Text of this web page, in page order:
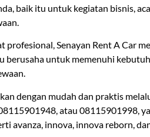
baik itu untuk kegiatan bisnis,
profesional, Senayan Rent A Car
berusaha untuk memenuhi
dengan mudah dan praktis
atau 08115901998,
avanza, innova, innova reborn,